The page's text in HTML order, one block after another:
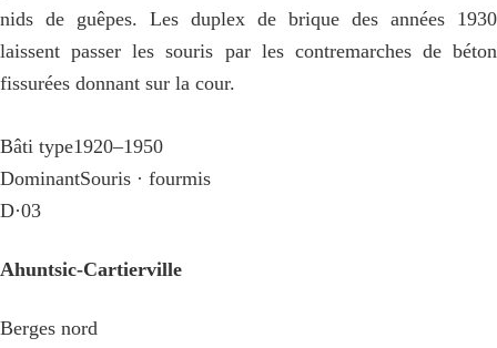
nids de guêpes. Les duplex de brique des années 1930
laissent passer les souris par les contremarches de béton
fissurées donnant sur la cour.
Bâti type1920–1950
DominantSouris · fourmis
D·03
Ahuntsic-Cartierville
Berges nord